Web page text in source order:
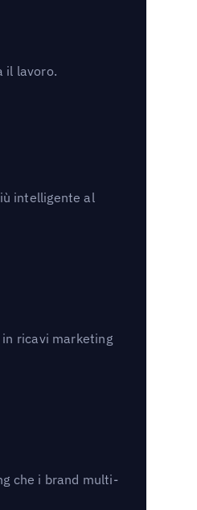
il lavoro.
intelligente al
ricavi marketing
che i brand multi-